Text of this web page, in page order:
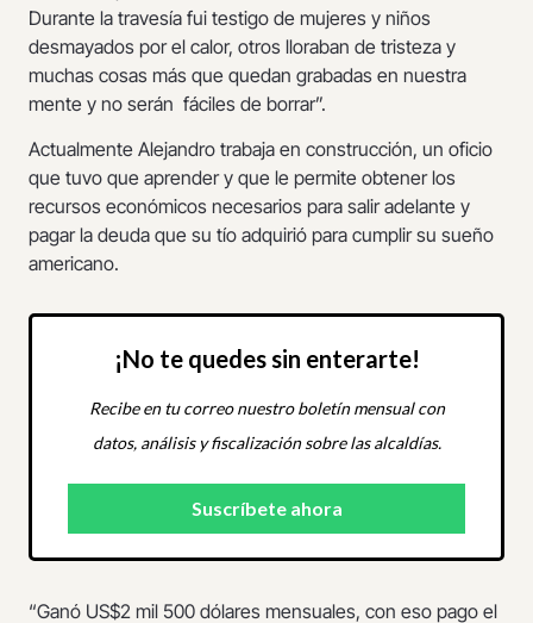
Durante la travesía fui testigo de mujeres y niños
desmayados por el calor, otros lloraban de tristeza y
muchas cosas más que quedan grabadas en nuestra
mente y no serán fáciles de borrar”.
Actualmente Alejandro trabaja en construcción, un oficio
que tuvo que aprender y que le permite obtener los
recursos económicos necesarios para salir adelante y
pagar la deuda que su tío adquirió para cumplir su sueño
americano.
¡No te quedes sin enterarte!
Recibe en tu correo nuestro boletín mensual con
datos, análisis y fiscalización sobre las alcaldías.
“Ganó US$2 mil 500 dólares mensuales, con eso pago el